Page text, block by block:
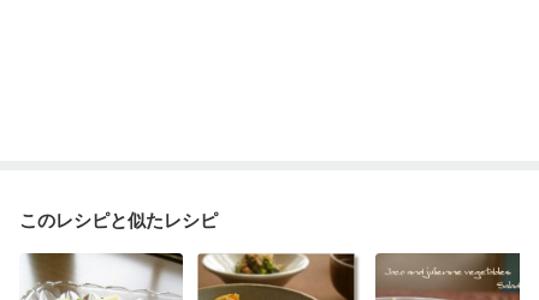
このレシピと似たレシピ